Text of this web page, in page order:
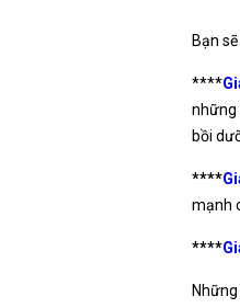
Bạn
****
những
bồi
****
mạnh
****